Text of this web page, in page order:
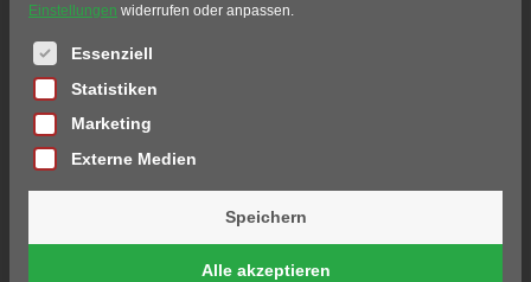
Grundriss
Einstellungen widerrufen oder anpassen.
Es folgt eine Liste der Service-Gruppen, für die eine
Essenziell
Statistiken
Marketing
Externe Medien
Speichern
Alle akzeptieren